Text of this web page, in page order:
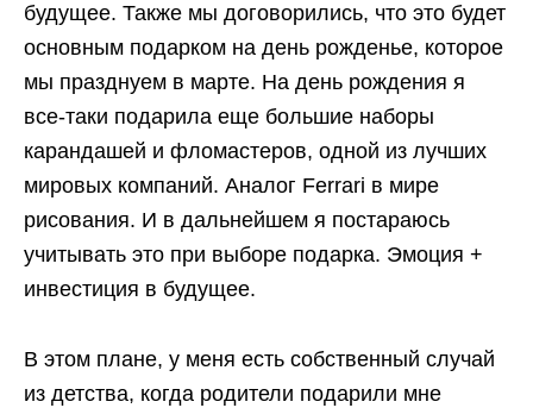
будущее. Также мы договорились, что это будет
основным подарком на день рожденье, которое
мы празднуем в марте. На день рождения я
все-таки подарила еще большие наборы
карандашей и фломастеров, одной из лучших
мировых компаний. Аналог Ferrari в мире
рисования. И в дальнейшем я постараюсь
учитывать это при выборе подарка. Эмоция +
инвестиция в будущее.
В этом плане, у меня есть собственный случай
из детства, когда родители подарили мне